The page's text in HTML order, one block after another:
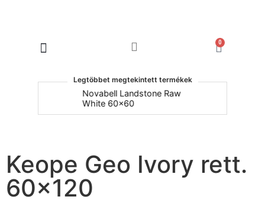
0
Legtöbbet megtekintett termékek
Novabell Landstone Raw
White 60x60
Keope Geo Ivory rett.
60×120